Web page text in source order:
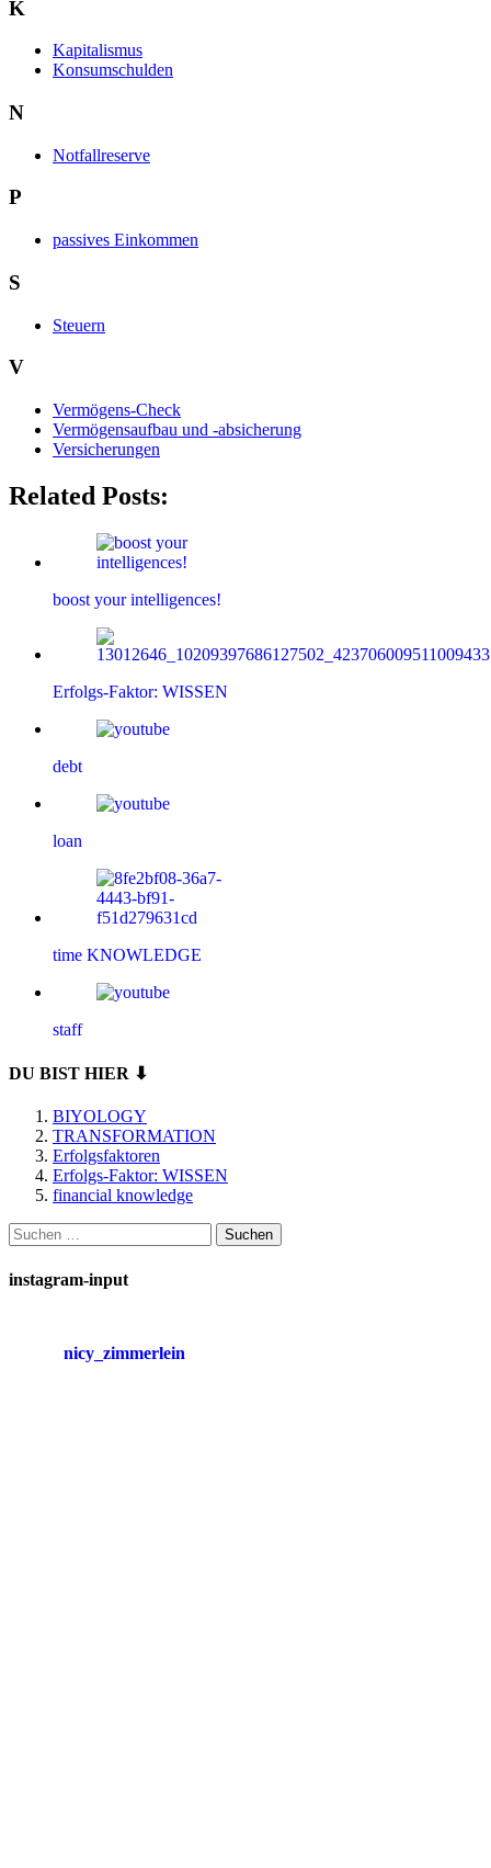
K
Kapitalismus
Konsumschulden
N
Notfallreserve
P
passives Einkommen
S
Steuern
V
Vermögens-Check
Vermögensaufbau und -absicherung
Versicherungen
Related Posts:
boost your intelligences!
Erfolgs-Faktor: WISSEN
debt
loan
time KNOWLEDGE
staff
DU BIST HIER ⬇
BIYOLOGY
TRANSFORMATION
Erfolgsfaktoren
Erfolgs-Faktor: WISSEN
financial knowledge
Suchen
nach:
instagram-input
nicy_zimmerlein